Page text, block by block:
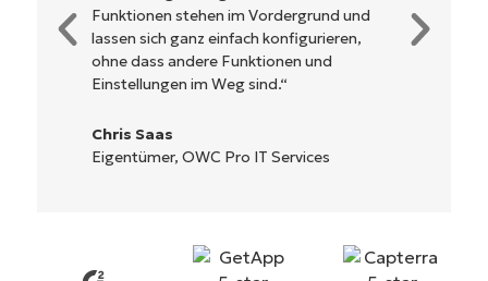
Steuerung. Alle Optionen und Tools sind
klar beschrieben, einfach zu verstehen und
die Benutzeroberfläche ist leicht zu
bedienen.
Ryan Reiffenberger
Reiffenberger.NET Technology Solutions
Testversion
Keine Kreditkarte erforderlich, voller Zugriff auf